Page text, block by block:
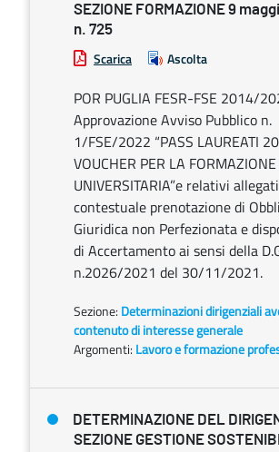
SEZIONE FORMAZIONE 9
n. 725
Scarica Ascolta
POR PUGLIA FESR-FSE 2014/
Approvazione Avviso Pubblico n.
1/FSE/2022 “PASS LAUREATI
VOUCHER PER LA
UNIVERSITARIA”e relativi
contestuale prenotazione di
Giuridica non Perfezionata e
di Accertamento ai sensi della
n.2026/2021 del 30/11/2021.
Sezione: Determinazioni dirigenziali
contenuto di interesse generale
Argomenti: Lavoro e formazione
DETERMINAZIONE DEL
SEZIONE GESTIONE